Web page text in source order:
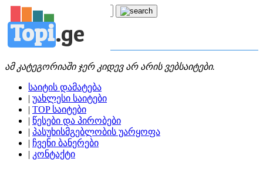
Topi.ge
კატეგორია: ბოტანიკა
ამ კატეგორიაში ჯერ კიდევ არ არის ვებსაიტები.
საიტის დამატება
| უახლესი საიტები
| TOP საიტები
| წესები და პირობები
| პასუხისმგებლობის უარყოფა
| ჩვენი ბანერები
| კონტაქტი